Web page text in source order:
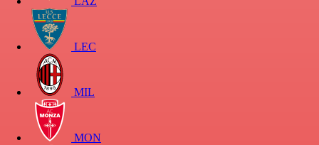
LEC
MIL
MON